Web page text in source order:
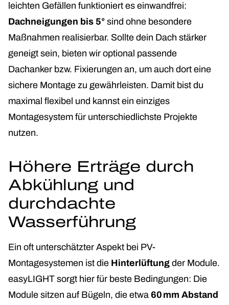
leichten Gefällen funktioniert es einwandfrei:
Dachneigungen bis 5° sind ohne besondere
Maßnahmen realisierbar. Sollte dein Dach stärker
geneigt sein, bieten wir optional passende
Dachanker bzw. Fixierungen an, um auch dort eine
sichere Montage zu gewährleisten. Damit bist du
maximal flexibel und kannst ein einziges
Montagesystem für unterschiedlichste Projekte
nutzen.
Höhere Erträge durch
Abkühlung und
durchdachte
Wasserführung
Ein oft unterschätzter Aspekt bei PV-
Montagesystemen ist die Hinterlüftung der Module.
easyLIGHT sorgt hier für beste Bedingungen: Die
Module sitzen auf Bügeln, die etwa 60 mm Abstand